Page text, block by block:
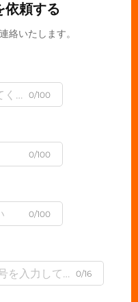
依頼する
絡いたします。
0/100
0/100
0/100
0/16